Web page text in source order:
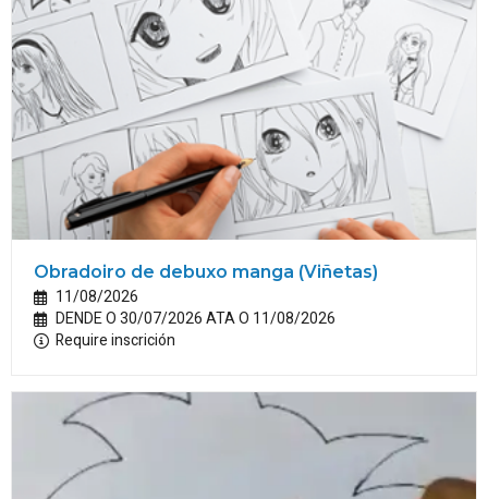
Obradoiro de debuxo manga (Viñetas)
11/08/2026
DENDE O 30/07/2026 ATA O 11/08/2026
Require inscrición